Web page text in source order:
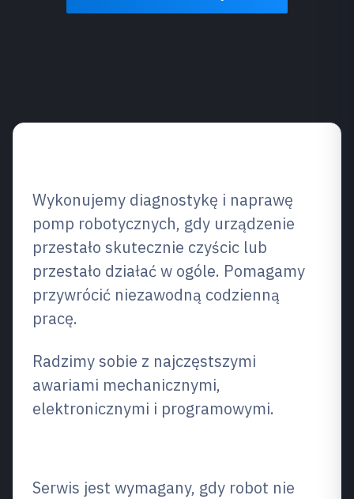
Wykonujemy diagnostykę i naprawę
pomp robotycznych, gdy urządzenie
przestało skutecznie czyścic lub
przestało działać w ogóle. Pomagamy
przywrócić niezawodną codzienną
pracę.
Radzimy sobie z najczęstszymi
awariami mechanicznymi,
elektronicznymi i programowymi.
Serwis jest wymagany, gdy robot nie